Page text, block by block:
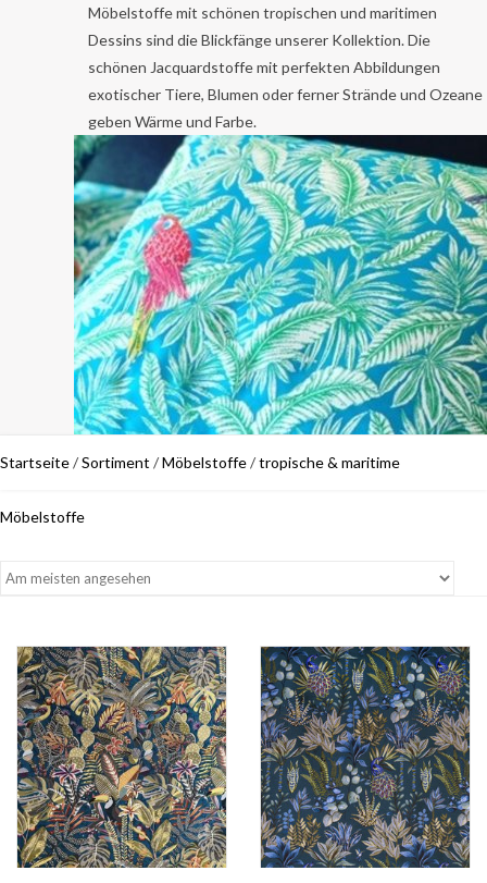
Möbelstoffe mit schönen tropischen und maritimen
Dessins sind die Blickfänge unserer Kollektion. Die
schönen Jacquardstoffe mit perfekten Abbildungen
exotischer Tiere, Blumen oder ferner Strände und Ozeane
geben Wärme und Farbe.
Startseite/Sortiment /Möbelstoffe/tropische & maritime
Möbelstoffe